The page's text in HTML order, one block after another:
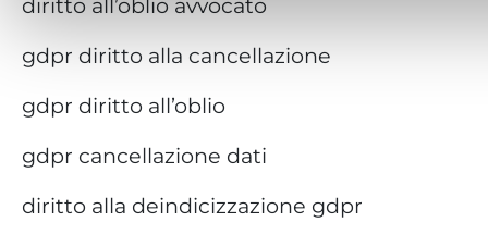
diritto all’oblio avvocato
gdpr diritto alla cancellazione
gdpr diritto all’oblio
gdpr cancellazione dati
diritto alla deindicizzazione gdpr